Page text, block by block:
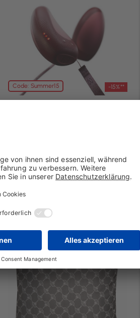
Code: Summer15 -15%**
50,96 € mit Coupon**
59,95 €